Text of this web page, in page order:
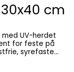
cm
syrefaste